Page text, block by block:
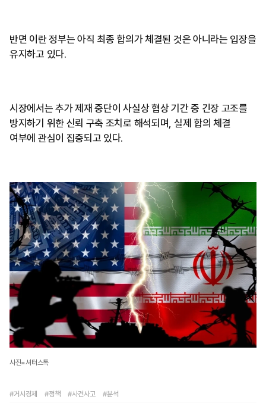
반면 이란 정부는 아직 최종 합의가 체결된 것은 아니라는 입장을
유지하고 있다.
시장에서는 추가 제재 중단이 사실상 협상 기간 중 긴장 고조를
방지하기 위한 신뢰 구축 조치로 해석되며, 실제 합의 체결
여부에 관심이 집중되고 있다.
사진=셔터스톡
#거시경제 #정책 #사건사고 #분석